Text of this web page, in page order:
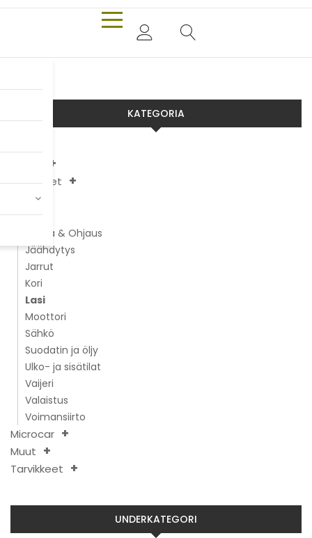
KATEGORIA
Chatenet
Ligier
Alusta & Ohjaus
Jäähdytys
Jarrut
Kori
Lasi
Moottori
Sähkö
Suodatin ja öljy
Ulko- ja sisätilat
Vaijeri
Valaistus
Voimansiirto
Microcar
Muut
Tarvikkeet
UNDERKATEGORI